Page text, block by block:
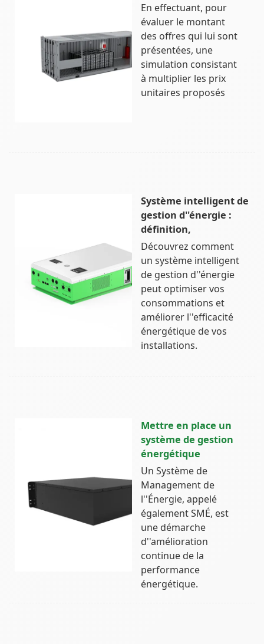
En effectuant, pour
évaluer le montant
des offres qui lui sont
présentées, une
simulation consistant
à multiplier les prix
unitaires proposés
Système intelligent de
gestion d''énergie :
définition,
Découvrez comment
un système intelligent
de gestion d''énergie
peut optimiser vos
consommations et
améliorer l''efficacité
énergétique de vos
installations.
Mettre en place un
système de gestion
énergétique
Un Système de
Management de
l''Énergie, appelé
également SMÉ, est
une démarche
d''amélioration
continue de la
performance
énergétique.